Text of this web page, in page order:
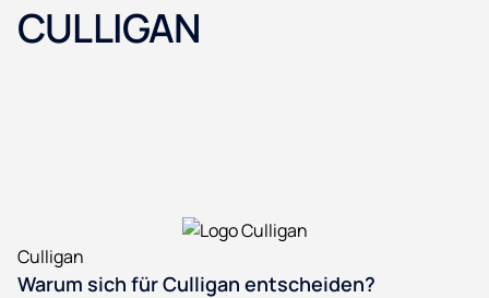
CULLIGAN
Culligan
Warum sich für Culligan entscheiden?